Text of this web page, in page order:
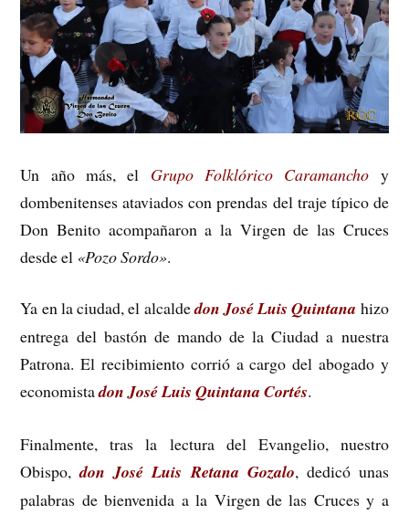
Un año más, el Grupo Folklórico Caramancho y
dombenitenses ataviados con prendas del traje típico de
Don Benito acompañaron a la Virgen de las Cruces
desde el «Pozo Sordo».
Ya en la ciudad, el alcaldedon José Luis Quintana hizo
entrega del bastón de mando de la Ciudad a nuestra
Patrona. El recibimiento corrió a cargo del abogado y
economistadon José Luis Quintana Cortés.
Finalmente, tras la lectura del Evangelio, nuestro
Obispo,don José Luis Retana Gozalo, dedicó unas
palabras de bienvenida a la Virgen de las Cruces y a